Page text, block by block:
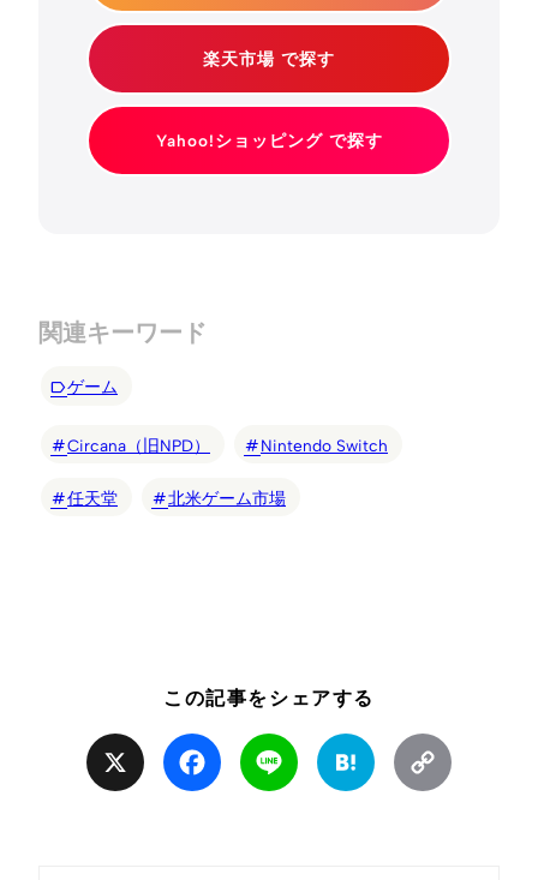
楽天市場 で探す
Yahoo!ショッピング で探す
関連キーワード
ゲーム
Circana（旧NPD） Nintendo Switch
任天堂 北米ゲーム市場
この記事をシェアする
Facebook Line Hatena